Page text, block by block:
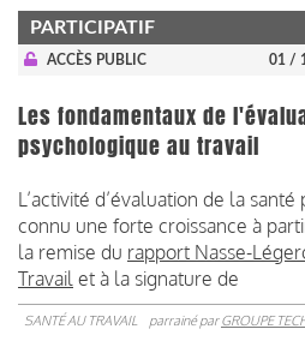
PARTICIPATIF
ACCÈS PUBLIC 01 /
Les fondamentaux de
psychologique au travail
L’activité d’évaluation de la
connu une forte croissance à
la remise du rapport Nasse-
Travail et à la signature de
SANTÉ AU TRAVAIL parrainé parGROUPE